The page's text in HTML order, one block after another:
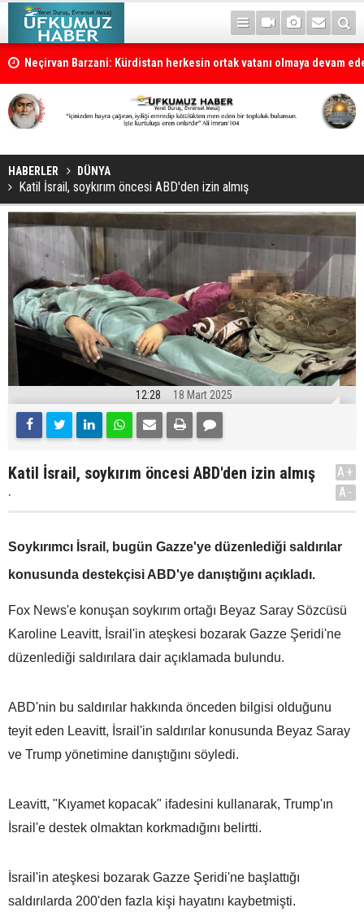
Neçirvan Barzani: Kürdistan herkesin ortak vatanı olmaya devam
HABERLER DÜNYA
Katil İsrail, soykırım öncesi ABD'den izin almış
12:28 18 Mart 2025
Katil İsrail, soykırım öncesi ABD'den izin almış
.
A+
A-
Soykırımcı İsrail, bugün Gazze'ye düzenlediği saldırılar
konusunda destekçisi ABD'ye danıştığını açıkladı.
Fox News'e konuşan soykırım ortağı Beyaz Saray Sözcüsü
Karoline Leavitt, İsrail'in ateşkesi bozarak Gazze Şeridi'ne
düzenlediği saldırılara dair açıklamada bulundu.
ABD'nin bu saldırılar hakkında önceden bilgisi olduğunu
teyit eden Leavitt, İsrail'in saldırılar konusunda Beyaz Saray
ve Trump yönetimine danıştığını söyledi.
Leavitt, "Kıyamet kopacak" ifadesini kullanarak, Trump'ın
İsrail'e destek olmaktan korkmadığını belirtti.
İsrail'in ateşkesi bozarak Gazze Şeridi'ne başlattığı
saldırılarda 200'den fazla kişi hayatını kaybetmişti.